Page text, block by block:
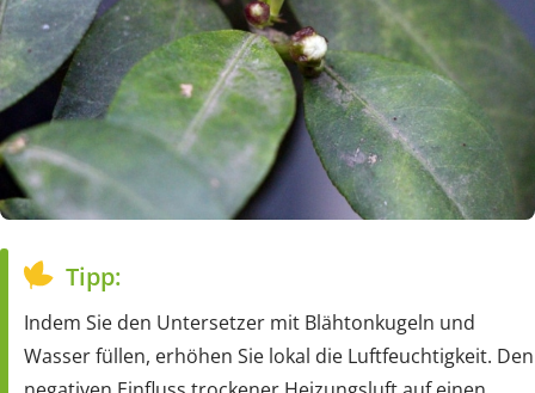
Tipp:
Indem Sie den Untersetzer mit Blähtonkugeln und
Wasser füllen, erhöhen Sie lokal die Luftfeuchtigkeit. Den